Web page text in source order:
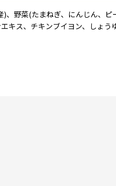
)、野菜(たまねぎ、にんじん、ピ
キス、チキンブイヨン、しょ